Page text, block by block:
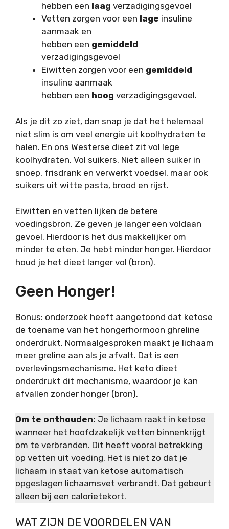
hebben een laag verzadigingsgevoel
Vetten zorgen voor een lage insuline
aanmaak en
hebben een gemiddeld
verzadigingsgevoel
Eiwitten zorgen voor een gemiddeld
insuline aanmaak
hebben een hoog verzadigingsgevoel.
Als je dit zo ziet, dan snap je dat het helemaal
niet slim is om veel energie uit koolhydraten te
halen. En ons Westerse dieet zit vol lege
koolhydraten. Vol suikers. Niet alleen suiker in
snoep, frisdrank en verwerkt voedsel, maar ook
suikers uit witte pasta, brood en rijst.
Eiwitten en vetten lijken de betere
voedingsbron. Ze geven je langer een voldaan
gevoel. Hierdoor is het dus makkelijker om
minder te eten. Je hebt minder honger. Hierdoor
houd je het dieet langer vol (bron).
Geen Honger!
Bonus: onderzoek heeft aangetoond dat ketose
de toename van het hongerhormoon ghreline
onderdrukt. Normaalgesproken maakt je lichaam
meer greline aan als je afvalt. Dat is een
overlevingsmechanisme. Het keto dieet
onderdrukt dit mechanisme, waardoor je kan
afvallen zonder honger (bron).
Om te onthouden: Je lichaam raakt in ketose
wanneer het hoofdzakelijk vetten binnenkrijgt
om te verbranden. Dit heeft vooral betrekking
op vetten uit voeding. Het is niet zo dat je
lichaam in staat van ketose automatisch
opgeslagen lichaamsvet verbrandt. Dat gebeurt
alleen bij een calorietekort.
WAT ZIJN DE VOORDELEN VAN